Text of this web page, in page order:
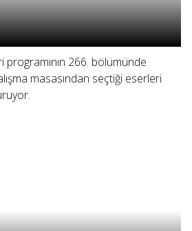
programının 266. bölümünde
masasından seçtiği eserleri